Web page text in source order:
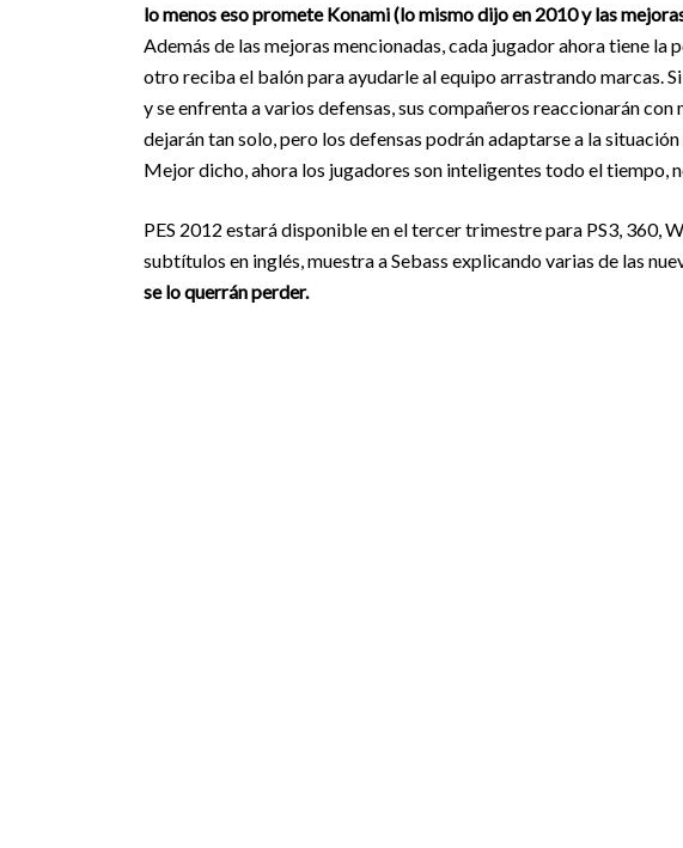
lo menos eso promete Konami (lo mismo dijo en 2010 y las
Además de las mejoras mencionadas, cada jugador ahora tiene la
otro reciba el balón para ayudarle al equipo arrastrando marcas.
y se enfrenta a varios defensas, sus compañeros reaccionarán
dejarán tan solo, pero los defensas podrán adaptarse a la
Mejor dicho, ahora los jugadores son inteligentes todo el tiempo,
PES 2012 estará disponible en el tercer trimestre para PS3, 360,
subtítulos en inglés, muestra a Sebass explicando varias de las
se lo querrán perder.